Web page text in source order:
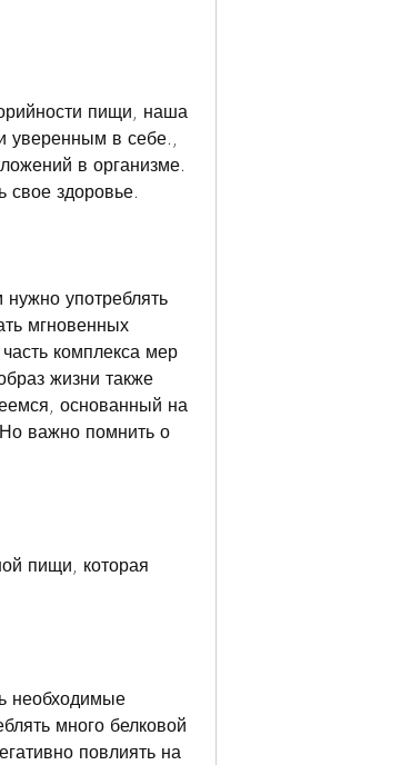
пищи, наша
уверенным в себе.,
в организме.
свое здоровье.
употреблять
мгновенных
комплекса мер
жизни также
основанный на
важно помнить о
пищи, которая
необходимые
много белковой
повлиять на